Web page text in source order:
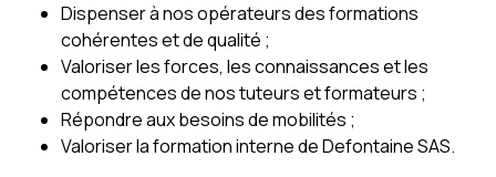
Dispenser à nos opérateurs des formations
cohérentes et de qualité ;
Valoriser les forces, les connaissances et les
compétences de nos tuteurs et formateurs ;
Répondre aux besoins de mobilités ;
Valoriser la formation interne de Defontaine SAS.